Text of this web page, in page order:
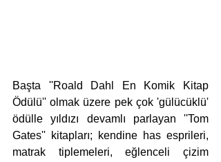
Başta ''Roald Dahl En Komik Kitap
Ödülü'' olmak üzere pek çok 'gülücüklü'
ödülle yıldızı devamlı parlayan ''Tom
Gates'' kitapları; kendine has esprileri,
matrak tiplemeleri, eğlenceli çizim